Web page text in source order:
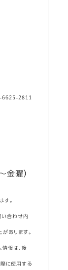
6625-2811
金曜）
す。
い合わせ内
あります。
報は、後
に使用する